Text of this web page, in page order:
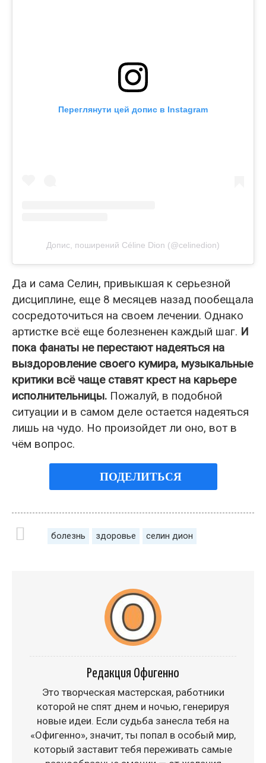
Переглянути цей допис в Instagram
Допис, поширений Céline Dion (@celinedion)
Да и сама Селин, привыкшая к серьезной
дисциплине, еще 8 месяцев назад пообещала
сосредоточиться на своем лечении. Однако
артистке всё еще болезненен каждый шаг. И
пока фанаты не перестают надеяться на
выздоровление своего кумира, музыкальные
критики всё чаще ставят крест на карьере
исполнительницы. Пожалуй, в подобной
ситуации и в самом деле остается надеяться
лишь на чудо. Но произойдет ли оно, вот в
чём вопрос.
ПОДЕЛИТЬСЯ
болезнь здоровье селин дион
Редакция Офигенно
Это творческая мастерская, работники
которой не спят днем и ночью, генерируя
новые идеи. Если судьба занесла тебя на
«Офигенно», значит, ты попал в особый мир,
который заставит тебя переживать самые